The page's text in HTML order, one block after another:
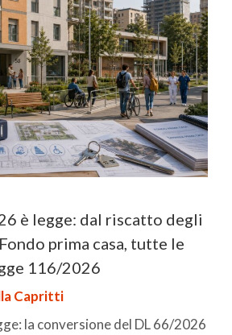
è legge: dal riscatto degli
prima casa, tutte le
116/2026
Capritti
la conversione del DL 66/2026